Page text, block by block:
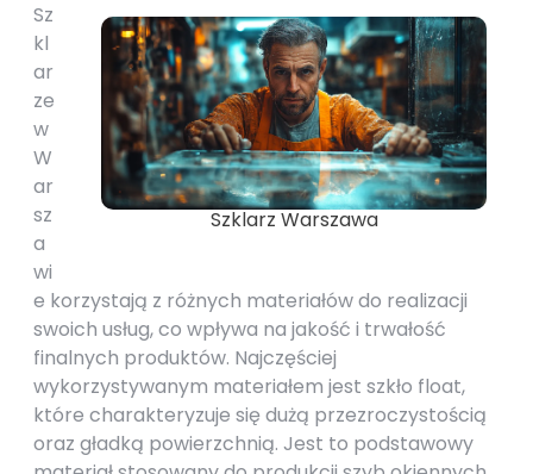
Szklarz Warszawa
Sz
kl
ar
ze
w
W
ar
sz
a
wi
e korzystają z różnych materiałów do realizacji
swoich usług, co wpływa na jakość i trwałość
finalnych produktów. Najczęściej
wykorzystywanym materiałem jest szkło float,
które charakteryzuje się dużą przezroczystością
oraz gładką powierzchnią. Jest to podstawowy